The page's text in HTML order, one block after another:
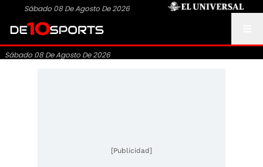
Sábado 08 De Agosto De 2026
Sábado 08 De Agosto De 2026
[Publicidad]